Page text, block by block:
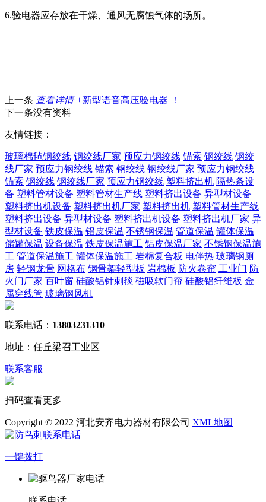
6.验电器应存放在干燥、通风无腐蚀气体的场所。
上一条 查看详情 +新型语音高压验电器 ！
下一条没有资料
友情链接：
玻璃棉毡钢绞线 钢绞线厂家 预应力钢绞线 锚索 钢绞线 钢绞
线厂家 预应力钢绞线 锚索 钢绞线 钢绞线厂家 预应力钢绞线
锚索 钢绞线 钢绞线厂家 预应力钢绞线 塑料挤出机 隔热条设
备 塑料管材设备 塑料管材生产线 塑料挤出设备 异型材设备
塑料挤出机设备 塑料挤出机厂家 塑料挤出机 塑料管材生产线
塑料挤出设备 异型材设备 塑料挤出机设备 塑料挤出机厂家 异
型材设备 铁皮保温 铝皮保温 不锈钢保温 管道保温 罐体保温
储罐保温 设备保温 铁皮保温施工 铝皮保温厂家 不锈钢保温施
工 管道保温施工 罐体保温施工 岩棉复合板 电伴热 玻璃钢厕
房 轻钢龙骨 网格布 钢骨架轻型板 岩棉板 防火卷帘 工业门 防
火门厂家 百叶窗 硅酸铝针刺毯 磁吸软门帘 硅酸铝纤维板 金
属穿线管 玻璃钢风机
联系电话： 13803231310
地址：任丘梁召工业区
联系客服
扫码查看更多
Copyright © 2022 河北安齐电力器材有限公司 XML地图
一键拨打